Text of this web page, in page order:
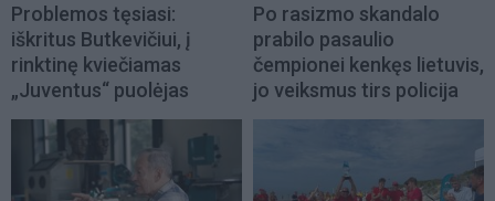
Problemos tęsiasi:
iškritus Butkevičiui, į
rinktinę kviečiamas
„Juventus“ puolėjas
Po rasizmo skandalo
prabilo pasaulio
čempionei kenkęs lietuvis,
jo veiksmus tirs policija